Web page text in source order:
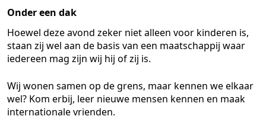
Onder een dak
Hoewel deze avond zeker niet alleen voor kinderen is,
staan zij wel aan de basis van een maatschappij waar
iedereen mag zijn wij hij of zij is.
Wij wonen samen op de grens, maar kennen we elkaar
wel? Kom erbij, leer nieuwe mensen kennen en maak
internationale vrienden.